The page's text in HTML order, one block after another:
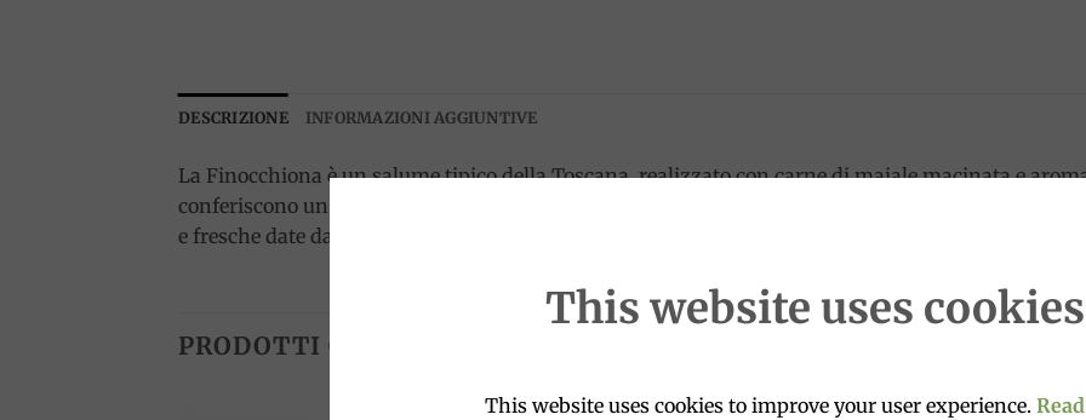
DESCRIZIONE INFORMAZIONI AGGIUNTIVE
La Finocchiona è un salume tipico della Toscana, realizzato con carne di maiale macinata e
conferiscono un sapore unico e aromatico. La Finocchiona ha una consistenza morbida e un
e fresche date dal finocchio. Viene spesso servita a fette come antipasto, accompagnata da pane
PRODOTTI CORRELATI
This website uses cookies
This website uses cookies to improve your user experience.